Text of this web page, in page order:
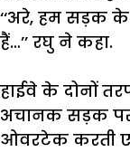
‘‘अरे, हम सड़क के
हैं…’’ रघु ने कहा.
हाईवे के दोनों
अचानक सड़क
ओवरटेक करती